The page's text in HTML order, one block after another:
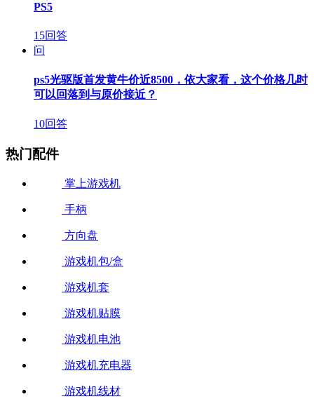
PS5
15回答
问
ps5光驱版首发黄牛价近8500，依大家看，这个价格几时
可以回落到与原价接近？
10回答
热门配件
掌上游戏机
手柄
方向盘
游戏机包/盒
游戏机套
游戏机贴膜
游戏机电池
游戏机充电器
游戏机线材